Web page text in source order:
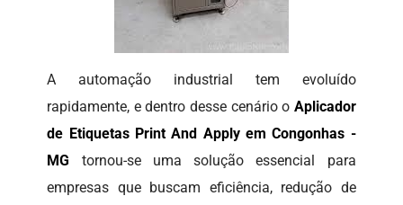
A automação industrial tem evoluído
rapidamente, e dentro desse cenário o Aplicador
de Etiquetas Print And Apply em Congonhas -
MG tornou-se uma solução essencial para
empresas que buscam eficiência, redução de